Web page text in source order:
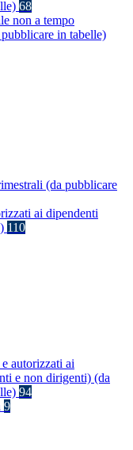
68
non a tempo
in tabelle)
(da pubblicare
ai dipendenti
110
autorizzati ai
e non dirigenti) (da
94
9